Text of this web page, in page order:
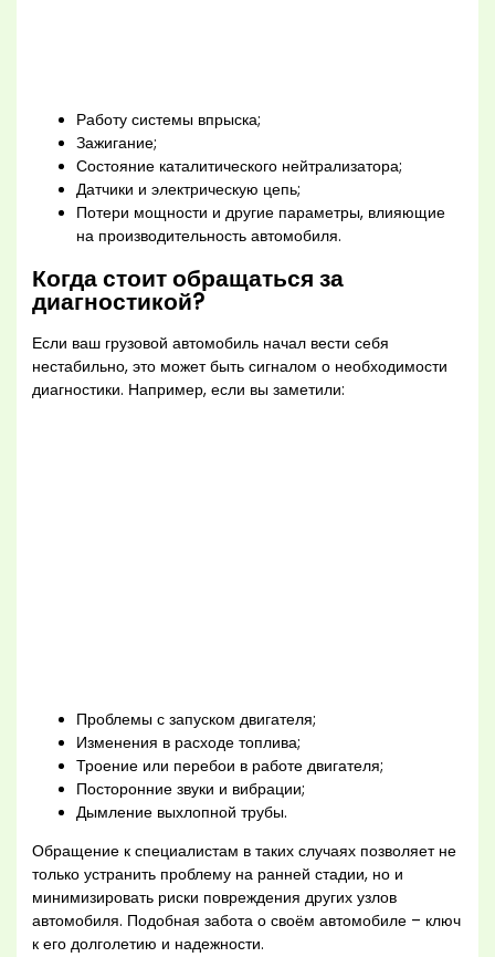
Работу системы впрыска;
Зажигание;
Состояние каталитического нейтрализатора;
Датчики и электрическую цепь;
Потери мощности и другие параметры, влияющие
на производительность автомобиля.
Когда стоит обращаться за
диагностикой?
Если ваш грузовой автомобиль начал вести себя
нестабильно, это может быть сигналом о необходимости
диагностики. Например, если вы заметили:
Проблемы с запуском двигателя;
Изменения в расходе топлива;
Троение или перебои в работе двигателя;
Посторонние звуки и вибрации;
Дымление выхлопной трубы.
Обращение к специалистам в таких случаях позволяет не
только устранить проблему на ранней стадии, но и
минимизировать риски повреждения других узлов
автомобиля. Подобная забота о своём автомобиле – ключ
к его долголетию и надежности.